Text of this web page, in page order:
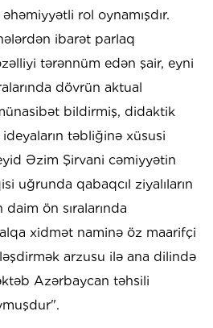
rol oynamışdır.
ibarət parlaq
tərənnüm edən şair, eyni
dövrün aktual
bildirmiş, didaktik
təbliğinə xüsusi
Əzim Şirvani cəmiyyətin
uğrunda qabaqcıl ziyalıların
ön sıralarında
xidmət naminə öz maarifçi
arzusu ilə ana dilində
Azərbaycan təhsili